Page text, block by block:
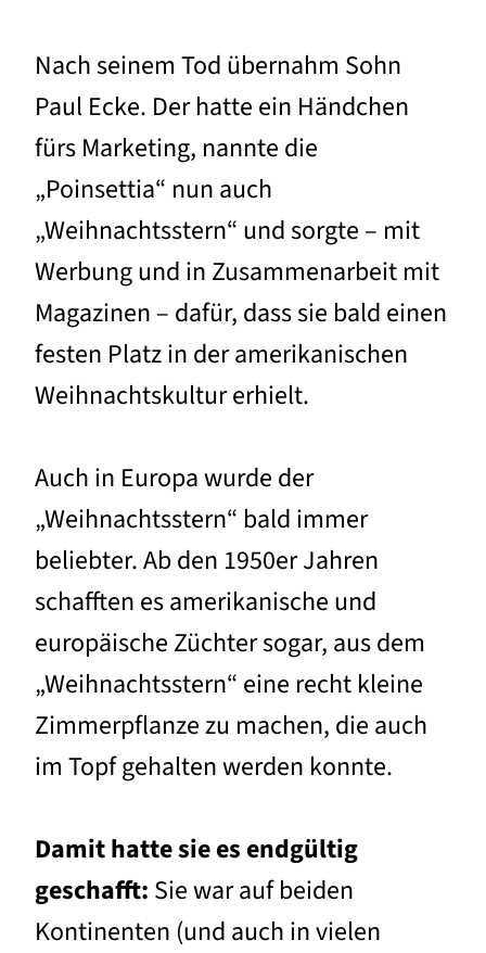
Nach seinem Tod übernahm Sohn
Paul Ecke. Der hatte ein Händchen
fürs Marketing, nannte die
„Poinsettia“ nun auch
„Weihnachtsstern“ und sorgte – mit
Werbung und in Zusammenarbeit mit
Magazinen – dafür, dass sie bald einen
festen Platz in der amerikanischen
Weihnachtskultur erhielt.
Auch in Europa wurde der
„Weihnachtsstern“ bald immer
beliebter. Ab den 1950er Jahren
schafften es amerikanische und
europäische Züchter sogar, aus dem
„Weihnachtsstern“ eine recht kleine
Zimmerpflanze zu machen, die auch
im Topf gehalten werden konnte.
Damit hatte sie es endgültig
geschafft: Sie war auf beiden
Kontinenten (und auch in vielen